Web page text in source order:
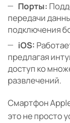
Порты:
передачи
подключения
iOS:
предлагая
доступ ко
развлечений.
Смартфон
это не просто